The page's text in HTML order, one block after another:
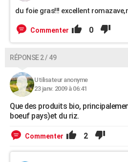
du foie gras!!! excellent
Commenter 0
RÉPONSE 2 / 49
Utilisateur anonyme
23 janv. 2009 à 06:41
Que des produits bio,
boeuf pays)et du riz.
Commenter 2